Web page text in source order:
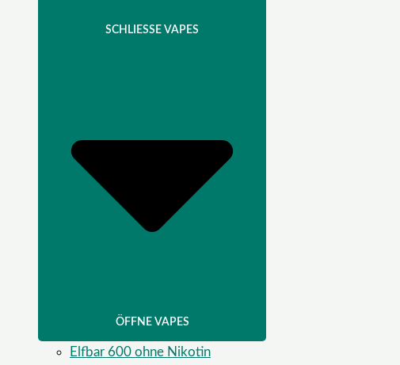
SCHLIESSE VAPES
ÖFFNE VAPES
Elfbar 600 ohne Nikotin